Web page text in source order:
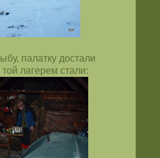
палатку достали
лагерем стали: